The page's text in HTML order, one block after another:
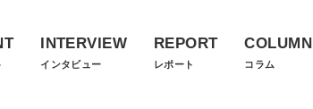
INTERVIEW
インタビュー
REPORT
レポート
COLUMN
コラム